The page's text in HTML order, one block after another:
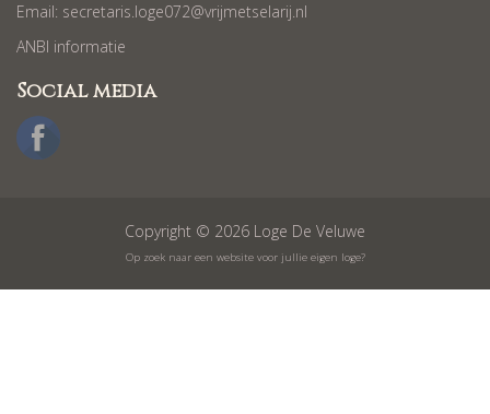
Email: secretaris.loge072@vrijmetselarij.nl
ANBI informatie
Social media
Copyright © 2026 Loge De Veluwe
Op zoek naar een website voor jullie eigen loge?